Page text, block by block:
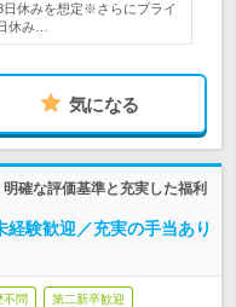
休みを想定※さらにプライ
休み…
気になる
確な評価基準と充実した福利
験歓迎／充実の手当あり
不問 第二新卒歓迎